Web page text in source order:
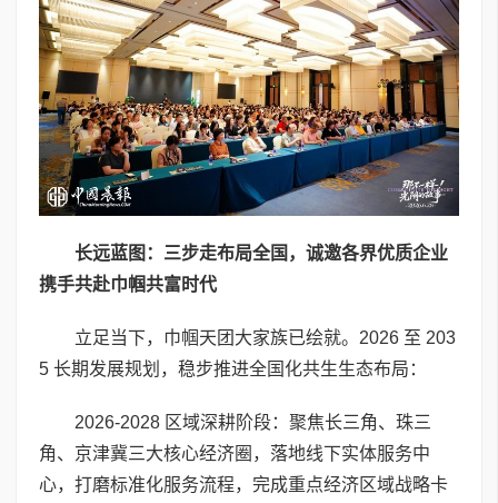
长远蓝图：三步走布局全国，诚邀各界优质企业
携手共赴巾帼共富时代
立足当下，巾帼天团大家族已绘就。2026 至 203
5 长期发展规划，稳步推进全国化共生生态布局：
2026-2028 区域深耕阶段：聚焦长三角、珠三
角、京津冀三大核心经济圈，落地线下实体服务中
心，打磨标准化服务流程，完成重点经济区域战略卡